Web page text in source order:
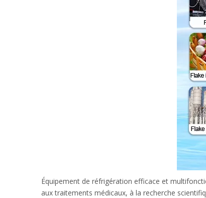
Équipement de réfrigération efficace et
aux traitements médicaux, à la recherche